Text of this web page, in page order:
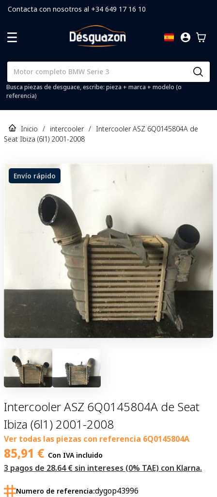
Contacta con nosotros al +34 649 17 16 10
Busca piezas de desguace, escribe: pieza + marca + modelo (o
referencia)
Inicio / intercooler / Intercooler ASZ 6Q0145804A de
Seat Ibiza (6l1) 2001-2008
Envío rápido
Intercooler ASZ 6Q0145804A de Seat
Ibiza (6l1) 2001-2008
Ver todas las piezas con referencia 6Q0145804A
85,91 € Con IVA incluido
3 pagos de 28.64 € sin intereses (0% TAE) con Klarna.
Numero de referencia:dygop43996